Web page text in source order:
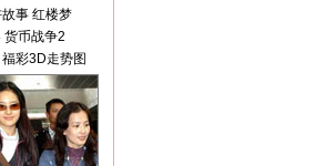
事 红楼梦
货币战争2
福彩3D走势图